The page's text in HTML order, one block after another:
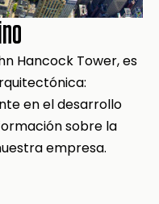
Hancock Tower, es
en el desarrollo
sobre la
empresa.